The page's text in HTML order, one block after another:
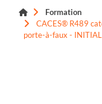
Formation
CACES® R489
porte-à-faux -